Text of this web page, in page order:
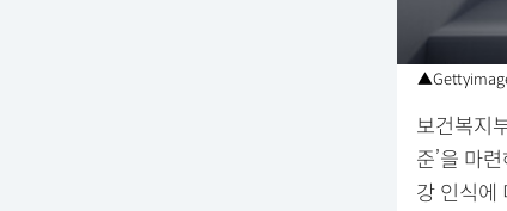
보건복지
준’을 마
강 인식에